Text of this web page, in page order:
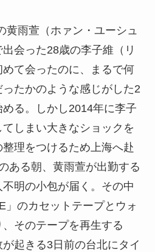
黄雨萱（ホァン・ユーシュ
会った28歳の李子維（リ
て会ったのに、まるで何
たかのような感じがした2
る。しかし2014年に李子
しまい大きなショックを
理をつけるため上海へ赴
ある朝、黄雨萱が出勤する
明の小包が届く。その中
」のカセットテープとウォ
そのテープを再生する
起きる3日前の台北にタイ